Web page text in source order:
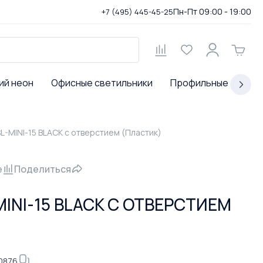
+7 (495) 445-45-25Пн-Пт 09:00 - 19:00
неон Офисные светильники Профильные
MINI-15 BLACK с отверстием (Пластик)
Поделиться
15 BLACK С ОТВЕРСТИЕМ